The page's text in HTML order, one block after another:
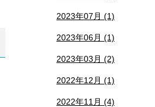
2023年07月 (1)
2023年06月 (1)
2023年03月 (2)
2022年12月 (1)
2022年11月 (4)